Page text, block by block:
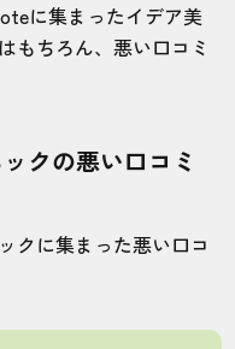
に集まったイデア美
もちろん、悪い口コミ
クの悪い口コミ
クに集まった悪い口コ